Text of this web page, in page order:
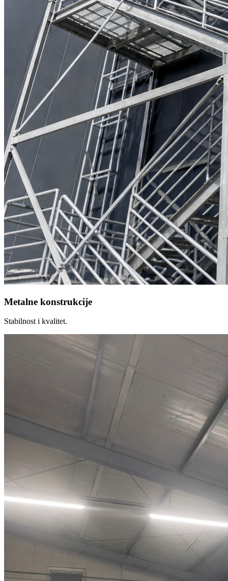
Metalne konstrukcije
Stabilnost i kvalitet.